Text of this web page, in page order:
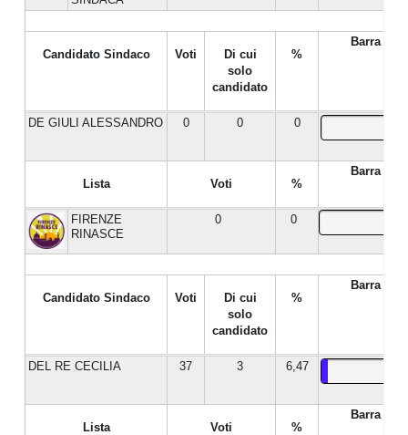
Candidato Sindaco Voti
Di cui
solo
candidato
%
Barra %
DE GIULI ALESSANDRO 0 0 0
Lista Voti %
Barra %
FIRENZE
RINASCE
0 0
Candidato Sindaco Voti
Di cui
solo
candidato
%
Barra %
DEL RE CECILIA 37 3 6,47
Lista Voti %
Barra %